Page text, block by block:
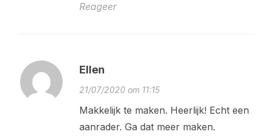
Reageer
Ellen
21/07/2020 om 11:15
Makkelijk te maken. Heerlijk! Echt een
aanrader. Ga dat meer maken.